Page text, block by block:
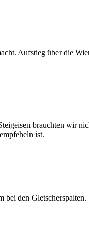
Aufstieg über die
brauchten wir
ist.
den